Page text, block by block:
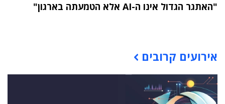
"האתגר הגדול אינו ה-AI אלא הטמעתה בארגון"
אירועים קרובים